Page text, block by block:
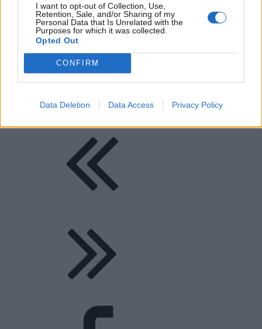
I want to opt-out of Collection, Use,
Retention, Sale, and/or Sharing of my
Personal Data that Is Unrelated with the
Purposes for which it was collected.
Opted Out
CONFIRM
Data Deletion Data Access Privacy Policy